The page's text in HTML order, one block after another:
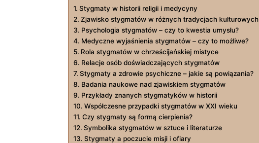
Stygmaty w historii religii i medycyny
Zjawisko stygmatów w różnych tradycjach kulturowych
Psychologia stygmatów‍ – czy to kwestia ⁢umysłu?
Medyczne wyjaśnienia ​stygmatów – czy to możliwe?
Rola stygmatów ⁤w chrześcijańskiej mistyce
Relacje⁣ osób doświadczających stygmatów
Stygmaty a zdrowie psychiczne – jakie‍ są powiązania?
Badania naukowe nad zjawiskiem stygmatów
Przykłady znanych stygmatyków ⁤w historii
Współczesne przypadki ⁢stygmatów w XXI ‌wieku
Czy stygmaty są formą cierpienia?
Symbolika stygmatów w ​sztuce i literaturze
Stygmaty ⁤a poczucie misji i ⁢ofiary